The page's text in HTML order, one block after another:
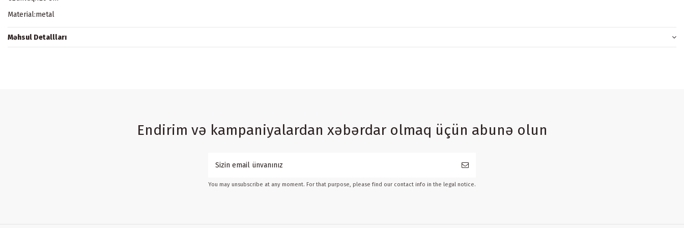
Material:metal
Məhsul Detallları
Endirim və kampaniyalardan xəbərdar olmaq üçün abunə olun
You may unsubscribe at any moment. For that purpose, please find our contact info in the legal notice.